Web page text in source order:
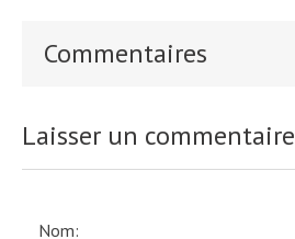
Commentaires
Laisser un commentaire
Nom: